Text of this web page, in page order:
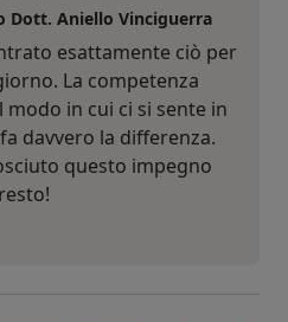
Dott. Aniello Vinciguerra
esattamente ciò per
La competenza
modo in cui ci si sente in
davvero la differenza.
questo impegno